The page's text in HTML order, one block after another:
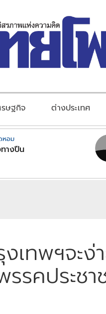
รษฐกิจ ต่างประเทศ
หอม
างปืน
เทพฯจะง่
รคประชา